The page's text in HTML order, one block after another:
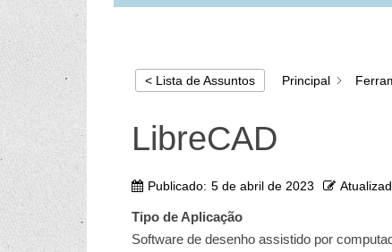
< Lista de Assuntos Principal
LibreCAD
Publicado: 5 de abril de 2023
Tipo de Aplicação
Software de desenho assistido por